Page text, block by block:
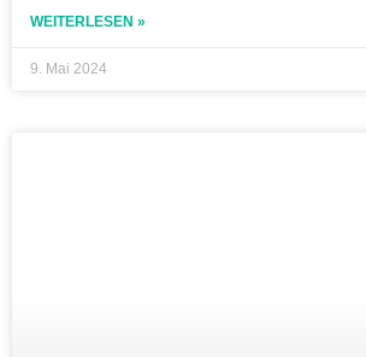
WEITERLESEN »
9. Mai 2024